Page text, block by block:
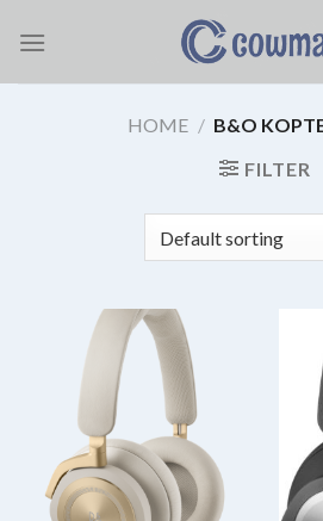
naar
HOME / B&O
FILTER